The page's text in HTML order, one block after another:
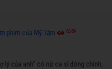
phim của Mỹ Tâm 6269
lý của anh" có nữ ca sĩ đóng chính,